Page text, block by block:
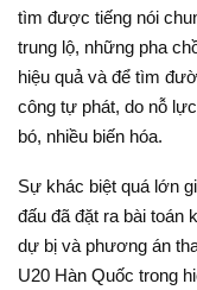
tìm được tiếng nói
trung lộ, những pha
hiệu quả và để tìm
công tự phát, do nỗ
bó, nhiều biến hóa.
Sự khác biệt quá lớn
đấu đã đặt ra bài toán
dự bị và phương án
U20 Hàn Quốc trong